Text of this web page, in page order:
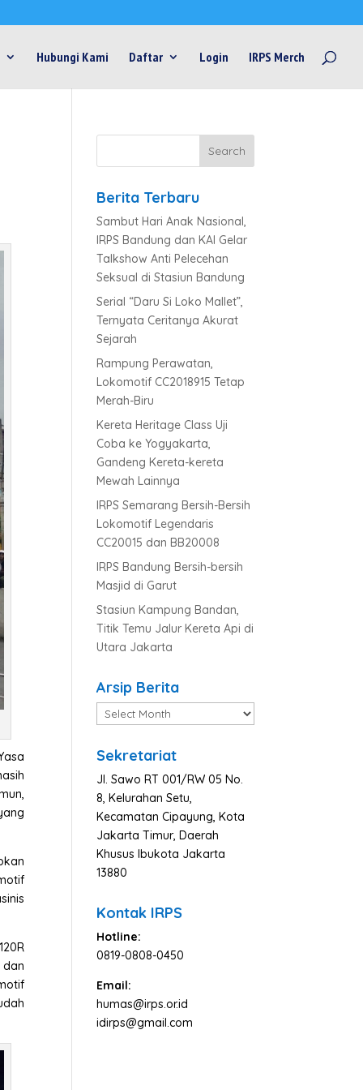
Hubungi Kami Daftar Login IRPS Merch
Berita Terbaru
Sambut Hari Anak Nasional,
IRPS Bandung dan KAI Gelar
Talkshow Anti Pelecehan
Seksual di Stasiun Bandung
Serial “Daru Si Loko Mallet”,
Ternyata Ceritanya Akurat
Sejarah
Rampung Perawatan,
Lokomotif CC2018915 Tetap
Merah-Biru
Kereta Heritage Class Uji
Coba ke Yogyakarta,
Gandeng Kereta-kereta
Mewah Lainnya
IRPS Semarang Bersih-Bersih
Lokomotif Legendaris
CC20015 dan BB20008
IRPS Bandung Bersih-bersih
Masjid di Garut
Stasiun Kampung Bandan,
Titik Temu Jalur Kereta Api di
Utara Jakarta
Arsip Berita
Arsip
Berita
Sekretariat
Jl. Sawo RT 001/RW 05 No.
8, Kelurahan Setu,
Kecamatan Cipayung, Kota
Jakarta Timur, Daerah
Khusus Ibukota Jakarta
13880
Kontak IRPS
Hotline:
0819-0808-0450
Email:
humas@irps.or.id
idirps@gmail.com